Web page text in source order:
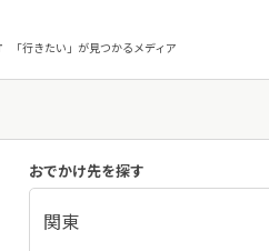
「行きたい」が見つかるメディア
おでかけ先を探す
関東